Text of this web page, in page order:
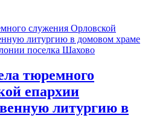
тюремного
епархии
литургию в